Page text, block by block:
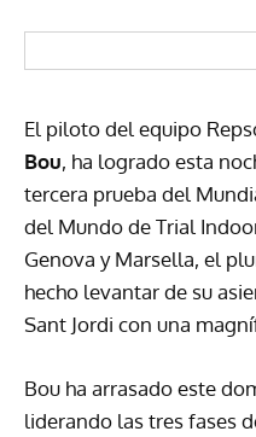
El piloto del equipo
Bou, ha logrado esta
tercera prueba del
del Mundo de Trial
Genova y Marsella, el
hecho levantar de su
Sant Jordi con una
Bou ha arrasado este
liderando las tres fases